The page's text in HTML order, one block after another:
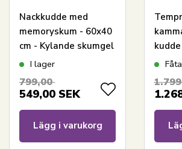
Nackkudde med
memoryskum - 60x40
cm - Kylande skumgel
- Tryckavlastande
I lager
799,00
549,00 SEK
Lägg i varukorg